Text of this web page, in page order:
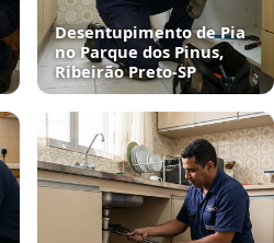
Desentupimento de Pia
no Parque dos Pinus,
Ribeirão Preto‑SP